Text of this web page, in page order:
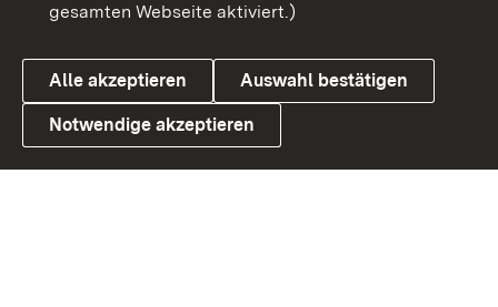
Link zum Landesportal
Datenschutz
Cookies
gesamten Webseite aktiviert.)
Alle akzeptieren Auswahl bestätigen
Notwendige akzeptieren